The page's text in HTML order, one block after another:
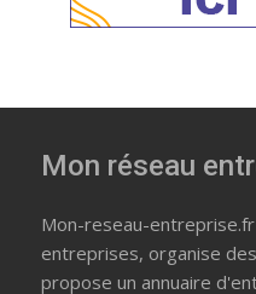
Mon réseau
Mon-reseau-
entreprises, organise
propose un annuaire